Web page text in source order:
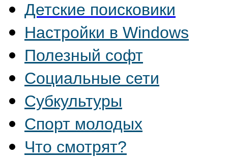
Детские поисковики
Настройки в Windows
Полезный софт
Социальные сети
Субкультуры
Спорт молодых
Что смотрят?